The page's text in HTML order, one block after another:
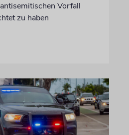
Vorfall
zu haben